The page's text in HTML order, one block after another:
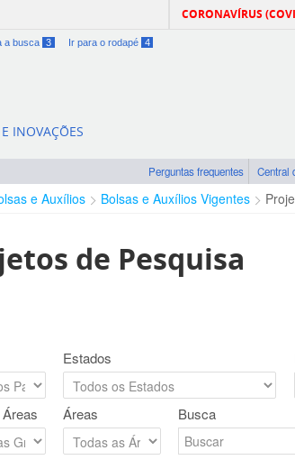
CORONAVÍRUS
a busca 3 Ir para o rodapé 4
INOVAÇÕES
Perguntas frequentes Central
e Auxílios Bolsas e Auxílios Vigentes
de Pesquisa
Estados
Áreas Busca